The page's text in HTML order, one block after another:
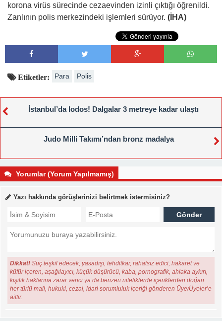
korona virüs sürecinde cezaevinden izinli çıktığı öğrenildi.
Zanlının polis merkezindeki işlemleri sürüyor. (İHA)
Etiketler: Para Poli̇s
İstanbul’da lodos! Dalgalar 3 metreye kadar ulaştı
Judo Milli Takımı’ndan bronz madalya
Yorumlar (Yorum Yapılmamış)
Yazı hakkında görüşlerinizi belirtmek istermisiniz?
Dikkat! Suç teşkil edecek, yasadışı, tehditkar, rahatsız edici, hakaret ve
küfür içeren, aşağılayıcı, küçük düşürücü, kaba, pornografik, ahlaka aykırı,
kişilik haklarına zarar verici ya da benzeri niteliklerde içeriklerden doğan
her türlü mali, hukuki, cezai, idari sorumluluk içeriği gönderen Üye/Üyeler’e
aittir.